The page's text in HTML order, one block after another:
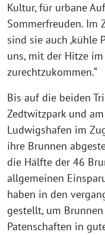
Kultur, für urbane
Sommerfreuden. Im
sind sie auch ‚kühle
uns, mit der Hitze
zurechtzukommen.“
Bis auf die beiden
Zedtwitzpark und
Ludwigshafen im
ihre Brunnen
die Hälfte der 46
allgemeinen
haben in den
gestellt, um
Patenschaften in